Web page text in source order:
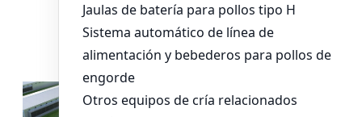
alimentación para
pollos de engorde